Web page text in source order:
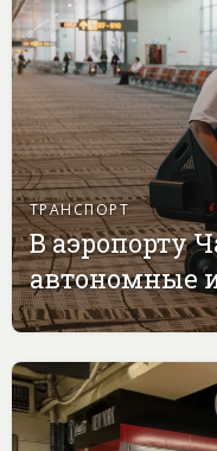
ТРАНСПОРТ
В аэропорту
автономные